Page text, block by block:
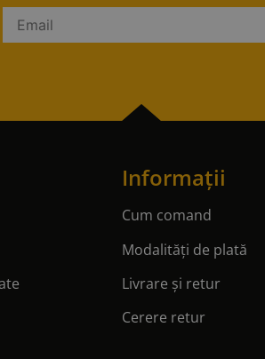
Informații
Cum comand
Modalități de plată
Livrare și retur
Cerere retur